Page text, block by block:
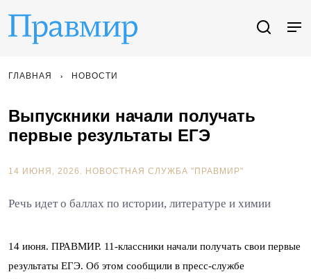
ГЛАВНАЯ НОВОСТИ
Выпускники начали получать
первые результаты ЕГЭ
14 ИЮНЯ, 2026. НОВОСТНАЯ СЛУЖБА "ПРАВМИР"
Речь идет о баллах по истории, литературе и химии
14 июня. ПРАВМИР. 11-классники начали получать свои первые
результаты ЕГЭ. Об этом сообщили в пресс-службе